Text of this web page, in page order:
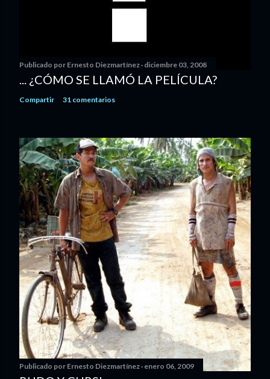
Publicado por Ernesto Diezmartínez diciembre 03, 2008
... ¿CÓMO SE LLAMÓ LA PELÍCULA?
Compartir 31 comentarios
Publicado por Ernesto Diezmartínez enero 06, 2009